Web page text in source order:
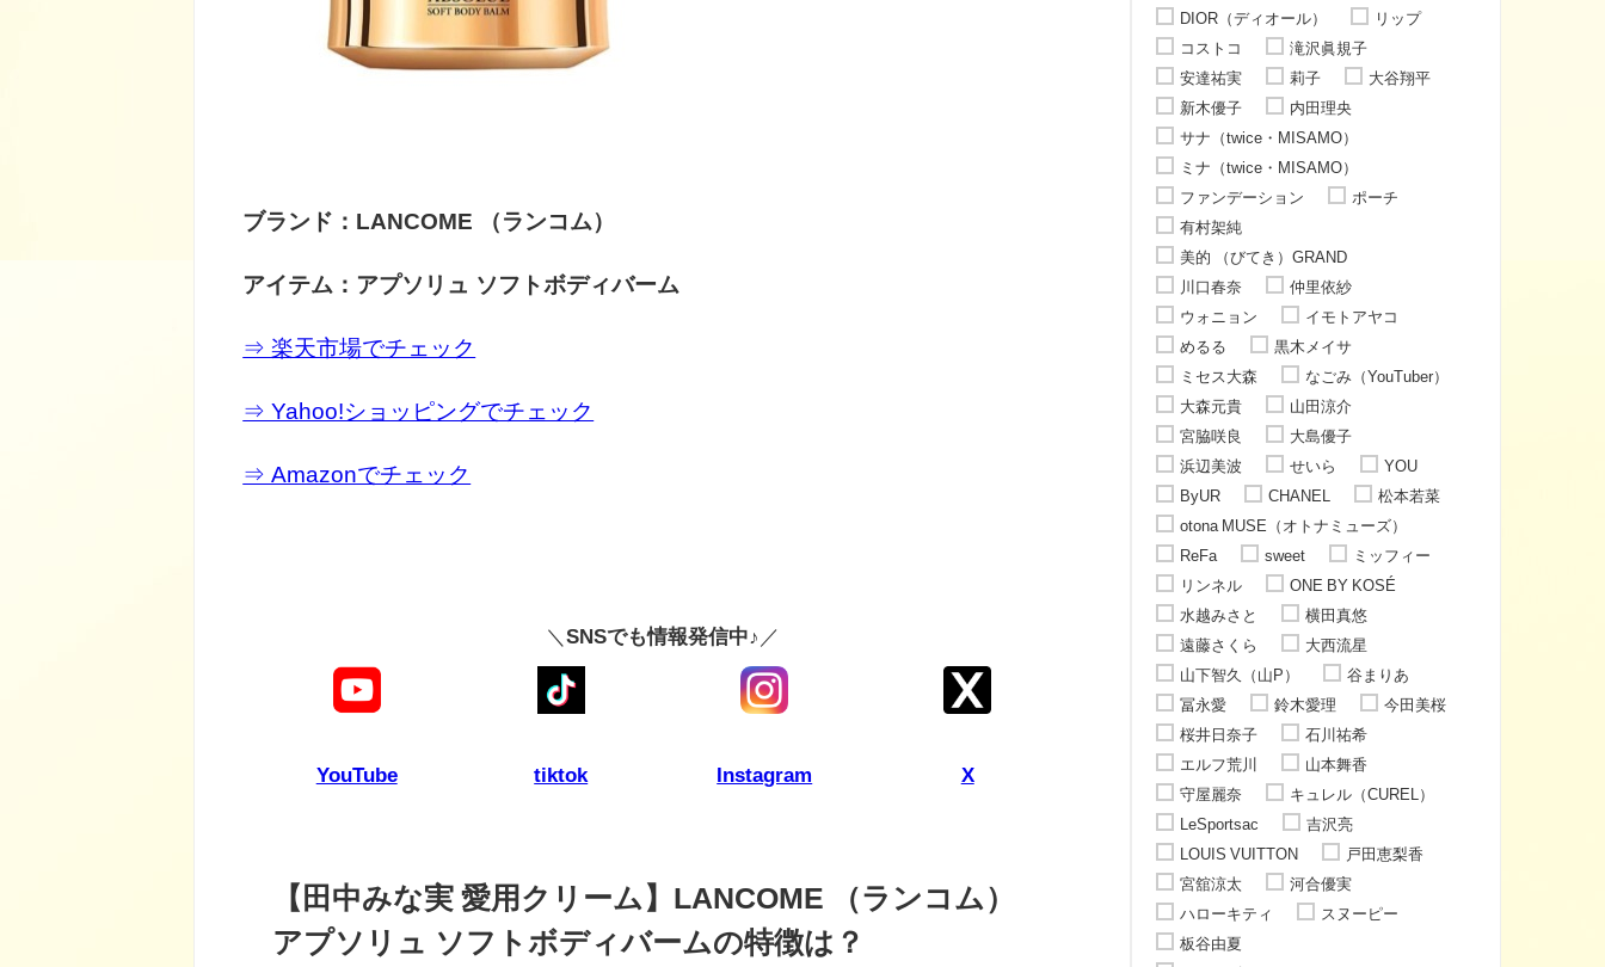
ブランド：LANCOME （ランコム）
アイテム：アプソリュ ソフトボディバーム
⇒ 楽天市場でチェック
⇒ Yahoo!ショッピングでチェック
⇒ Amazonでチェック
＼ SNSでも情報発信中♪ ／
YouTube tiktok Instagram X
【田中みな実 愛用クリーム】LANCOME （ランコム）
アプソリュ ソフトボディバームの特徴は？
DIOR（ディオール）
リップ
コストコ
滝沢眞規子
安達祐実
莉子
大谷翔平
新木優子
内田理央
サナ（twice・MISAMO）
ミナ（twice・MISAMO）
ファンデーション
ポーチ
有村架純
美的 （びてき）GRAND
川口春奈
仲里依紗
ウォニョン
イモトアヤコ
めるる
黒木メイサ
ミセス大森
なごみ（YouTuber）
大森元貴
山田涼介
宮脇咲良
大島優子
浜辺美波
せいら
YOU
ByUR
CHANEL
松本若菜
otona MUSE（オトナミューズ）
ReFa
sweet
ミッフィー
リンネル
ONE BY KOSÉ
水越みさと
横田真悠
遠藤さくら
大西流星
山下智久（山P）
谷まりあ
冨永愛
鈴木愛理
今田美桜
桜井日奈子
石川祐希
エルフ荒川
山本舞香
守屋麗奈
キュレル（CUREL）
LeSportsac
吉沢亮
LOUIS VUITTON
戸田恵梨香
宮舘涼太
河合優実
ハローキティ
スヌーピー
板谷由夏